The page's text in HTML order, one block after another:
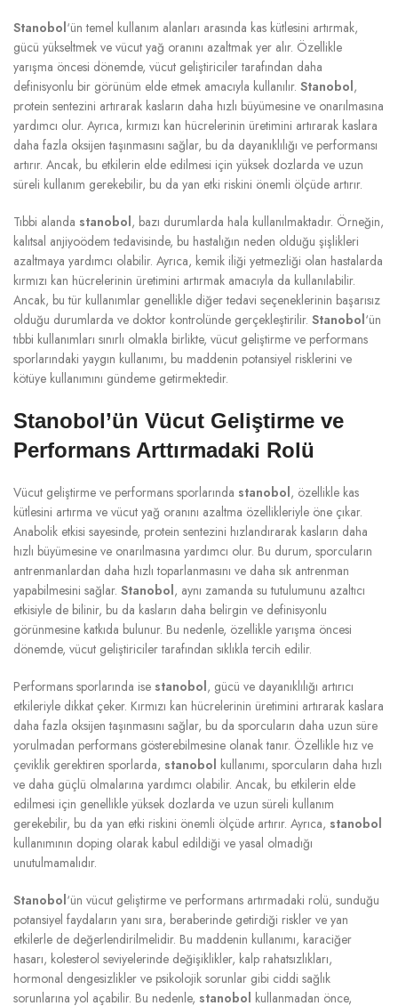
Stanobol‘ün temel kullanım alanları arasında kas kütlesini artırmak,
gücü yükseltmek ve vücut yağ oranını azaltmak yer alır. Özellikle
yarışma öncesi dönemde, vücut geliştiriciler tarafından daha
definisyonlu bir görünüm elde etmek amacıyla kullanılır. Stanobol,
protein sentezini artırarak kasların daha hızlı büyümesine ve onarılmasına
yardımcı olur. Ayrıca, kırmızı kan hücrelerinin üretimini artırarak kaslara
daha fazla oksijen taşınmasını sağlar, bu da dayanıklılığı ve performansı
artırır. Ancak, bu etkilerin elde edilmesi için yüksek dozlarda ve uzun
süreli kullanım gerekebilir, bu da yan etki riskini önemli ölçüde artırır.
Tıbbi alanda stanobol, bazı durumlarda hala kullanılmaktadır. Örneğin,
kalıtsal anjiyoödem tedavisinde, bu hastalığın neden olduğu şişlikleri
azaltmaya yardımcı olabilir. Ayrıca, kemik iliği yetmezliği olan hastalarda
kırmızı kan hücrelerinin üretimini artırmak amacıyla da kullanılabilir.
Ancak, bu tür kullanımlar genellikle diğer tedavi seçeneklerinin başarısız
olduğu durumlarda ve doktor kontrolünde gerçekleştirilir. Stanobol‘ün
tıbbi kullanımları sınırlı olmakla birlikte, vücut geliştirme ve performans
sporlarındaki yaygın kullanımı, bu maddenin potansiyel risklerini ve
kötüye kullanımını gündeme getirmektedir.
Stanobol’ün Vücut Geliştirme ve
Performans Arttırmadaki Rolü
Vücut geliştirme ve performans sporlarında stanobol, özellikle kas
kütlesini artırma ve vücut yağ oranını azaltma özellikleriyle öne çıkar.
Anabolik etkisi sayesinde, protein sentezini hızlandırarak kasların daha
hızlı büyümesine ve onarılmasına yardımcı olur. Bu durum, sporcuların
antrenmanlardan daha hızlı toparlanmasını ve daha sık antrenman
yapabilmesini sağlar. Stanobol, aynı zamanda su tutulumunu azaltıcı
etkisiyle de bilinir, bu da kasların daha belirgin ve definisyonlu
görünmesine katkıda bulunur. Bu nedenle, özellikle yarışma öncesi
dönemde, vücut geliştiriciler tarafından sıklıkla tercih edilir.
Performans sporlarında ise stanobol, gücü ve dayanıklılığı artırıcı
etkileriyle dikkat çeker. Kırmızı kan hücrelerinin üretimini artırarak kaslara
daha fazla oksijen taşınmasını sağlar, bu da sporcuların daha uzun süre
yorulmadan performans gösterebilmesine olanak tanır. Özellikle hız ve
çeviklik gerektiren sporlarda, stanobol kullanımı, sporcuların daha hızlı
ve daha güçlü olmalarına yardımcı olabilir. Ancak, bu etkilerin elde
edilmesi için genellikle yüksek dozlarda ve uzun süreli kullanım
gerekebilir, bu da yan etki riskini önemli ölçüde artırır. Ayrıca, stanobol
kullanımının doping olarak kabul edildiği ve yasal olmadığı
unutulmamalıdır.
Stanobol‘ün vücut geliştirme ve performans artırmadaki rolü, sunduğu
potansiyel faydaların yanı sıra, beraberinde getirdiği riskler ve yan
etkilerle de değerlendirilmelidir. Bu maddenin kullanımı, karaciğer
hasarı, kolesterol seviyelerinde değişiklikler, kalp rahatsızlıkları,
hormonal dengesizlikler ve psikolojik sorunlar gibi ciddi sağlık
sorunlarına yol açabilir. Bu nedenle, stanobol kullanmadan önce,